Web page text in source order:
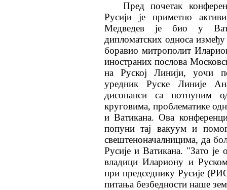
Пред почетак
Русији је приметно
Медведев је био у
дипломатских односа
боравио митрополит
иностраних послова
на Руској Линији, уочи
уредник Руске Линије
дисонанси са потпуним
круговима, проблематике
и Ватикана. Ова
попуни тај вакуум и
свештеноначалницима, да
Русије и Ватикана. "Зато је
владици Илариону и
при председнику Русије
питања безбедности наше